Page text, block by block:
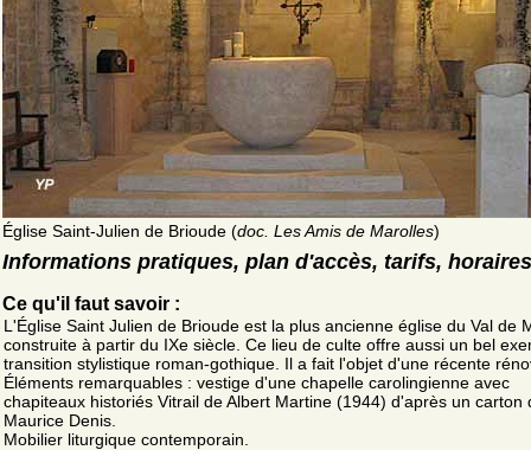
Église Saint-Julien de Brioude (doc. Les Amis de Marolles)
Informations pratiques, plan d'accès, tarifs, horaires
Ce qu'il faut savoir :
L'Église Saint Julien de Brioude est la plus ancienne église du Val de
construite à partir du IXe siècle. Ce lieu de culte offre aussi un bel
transition stylistique roman-gothique. Il a fait l'objet d'une récente
Éléments remarquables : vestige d'une chapelle carolingienne avec
chapiteaux historiés Vitrail de Albert Martine (1944) d'après un carton
Maurice Denis.
Mobilier liturgique contemporain.